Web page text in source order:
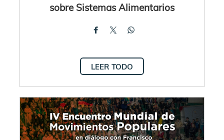
sobre Sistemas Alimentarios
LEER TODO